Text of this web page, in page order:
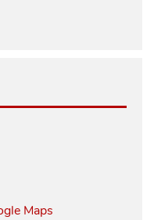
Maps